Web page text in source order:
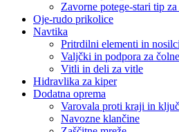
Zavorne potege-stari tip
Oje-rudo prikolice
Navtika
Pritrdilni elementi in
Valjčki in podpora za čolne
Vitli in deli za vitle
Hidravlika za kiper
Dodatna oprema
Varovala proti kraji in
Navozne klančine